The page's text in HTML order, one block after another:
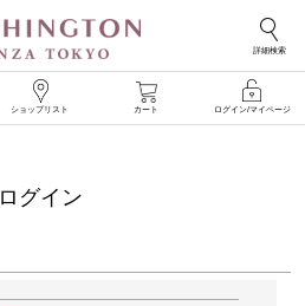
詳細検索
ショップリスト カート ログイン/マイページ
ログイン